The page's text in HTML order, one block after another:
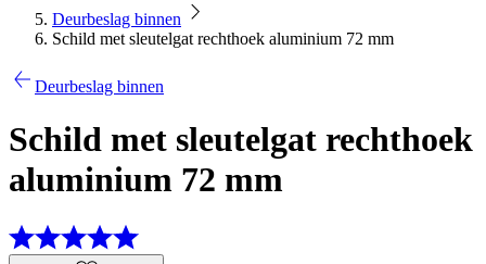
Deurbeslag binnen
Schild met sleutelgat rechthoek aluminium 72 mm
Deurbeslag binnen
Schild met sleutelgat rechthoek
aluminium 72 mm